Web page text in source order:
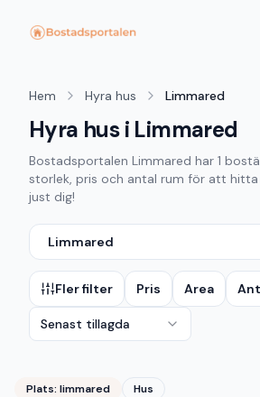
Hem Hyra hus Limmared
Hyra hus i Limmared
Bostadsportalen Limmared har 1
storlek, pris och antal rum för att
just dig!
Limmared
Fler filter Pris Area
Senast tillagda
Plats: limmared Hus